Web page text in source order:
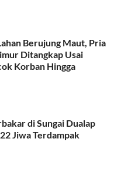
Berujung Maut, Pria
Ditangkap Usai
Korban Hingga
di Sungai Dualap
Jiwa Terdampak